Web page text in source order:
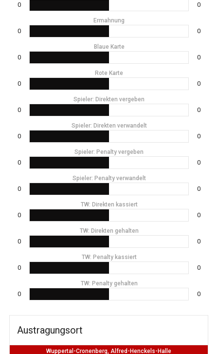
0 0
Ermahnung
0 0
Blaue Karte
0 0
Rote Karte
0 0
Spieler: Direkten vergeben
0 0
Spieler: Direkten verwandelt
0 0
Spieler: Penalty vergeben
0 0
Spieler: Penalty verwandelt
0 0
TW: Direkten kassiert
0 0
TW: Direkten gehalten
0 0
TW: Penalty kassiert
0 0
TW: Penalty gehalten
0 0
Austragungsort
Wuppertal-Cronenberg, Alfred-Henckels-Halle